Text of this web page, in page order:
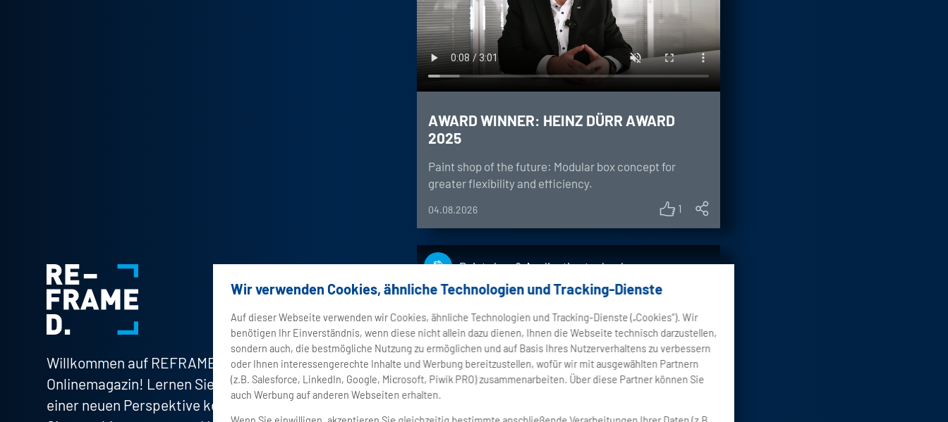
Willkommen auf REFRAMED, unserem
Onlinemagazin! Lernen Sie die Marke Dürr aus
einer neuen Perspektive kennen, und entdecken
AWARD WINNER: HEINZ DÜRR AWARD
2025
Paint shop of the future: Modular box concept for
greater flexibility and efficiency.
04.08.2026 1
Paint shop & Application technology
What makes the EcoRP4 stand out?
asymmetrical architecture
additional axis of rotation on the main arm
Wir verwenden Cookies, ähnliche Technologien und Tracking-Dienste
Auf dieser Webseite verwenden wir Cookies, ähnliche Technologien und Tracking-Dienste („Cookies“). Wir
benötigen Ihr Einverständnis, wenn diese nicht allein dazu dienen, Ihnen die Webseite technisch darzustellen,
sondern auch, die bestmögliche Nutzung zu ermöglichen und auf Basis Ihres Nutzerverhaltens zu verbessern
oder Ihnen interessengerechte Inhalte und Werbung bereitzustellen, wofür wir mit ausgewählten Partnern
(z.B. Salesforce, LinkedIn, Google, Microsoft, Piwik PRO) zusammenarbeiten. Über diese Partner können Sie
auch Werbung auf anderen Webseiten erhalten.